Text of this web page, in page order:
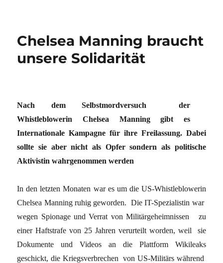
Chelsea Manning braucht
unsere Solidarität
Nach dem Selbstmordversuch der
Whistleblowerin Chelsea Manning gibt es
Internationale Kampagne für ihre Freilassung. Dabei
sollte sie aber nicht als Opfer sondern als politische
Aktivistin wahrgenommen werden
In den letzten Monaten war es um die US-Whistleblowerin
Chelsea Manning ruhig geworden. Die IT-Spezialistin war
wegen Spionage und Verrat von Militärgeheimnissen zu
einer Haftstrafe von 25 Jahren verurteilt worden, weil sie
Dokumente und Videos an die Plattform Wikileaks
geschickt, die Kriegsverbrechen von US-Militärs während